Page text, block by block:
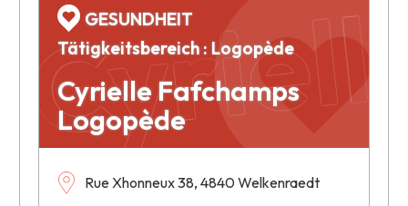
Cyrielle Fafchamps
Logopède
GESUNDHEIT
Tätigkeitsbereich : Logopède
Rue Xhonneux 38, 4840 Welkenraedt